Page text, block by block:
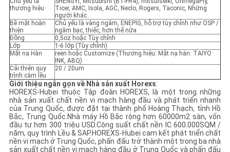
PRIVACY
POLICY
thương hiệu
Ticer, AMC, Isola, AGC, Neclo, Rogers, Taconic, Những
người khác
Bề mặt hoàn
thiện
Chủ yếu là vàng ngâm, ENEPIG, hỗ trợ tùy chỉnh như OSP /
ngâm bạc, thiếc, hơn thế nữa
Đồng
0,5oz hoặc Tùy chỉnh
Lớp
1-6 lớp (Tùy chỉnh)
Mặt nạ Hàn
reen hoặc Customize (Thương hiệu: Mặt nạ hàn: TAIYO
INK, ABQ)
Cải thiện quy
trình cắm lều
20 / 20um
Giới thiệu ngắn gọn về Nhà sản xuất Horexs:
HOREXS-Hubei thuộc Tập đoàn HOREXS, là một trong những
nhà sản xuất chất nền vi mạch hàng đầu và phát triển nhanh
của Trung Quốc, được đặt tại thành phố Hoàng Thạch, tỉnh Hồ
Bắc, Trung Quốc.Nhà máy Hồ Bắc rộng hơn 60000m2 sàn, vốn
đầu tư hơn 300 triệu USD.Công suất chất nền IC 600.000SQM /
năm, quy trình Lều & SAP.HOREXS-Hubei cam kết phát triển chất
nền vi mạch ở Trung Quốc, phấn đấu trở thành một trong ba nhà
sản xuất chất nền vi mạch hàng đầu ở Trung Quốc và phấn đấu